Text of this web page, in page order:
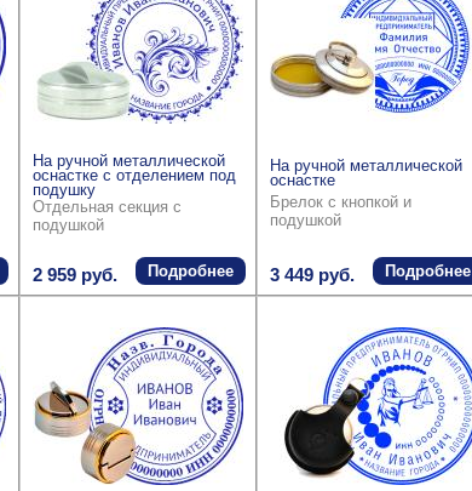
На ручной металлической
оснастке с отделением под
подушку
Отдельная секция с
подушкой
2 959 руб. Подробнее
На ручной металлической
оснастке
Брелок с кнопкой и
подушкой
3 449 руб. Подробнее